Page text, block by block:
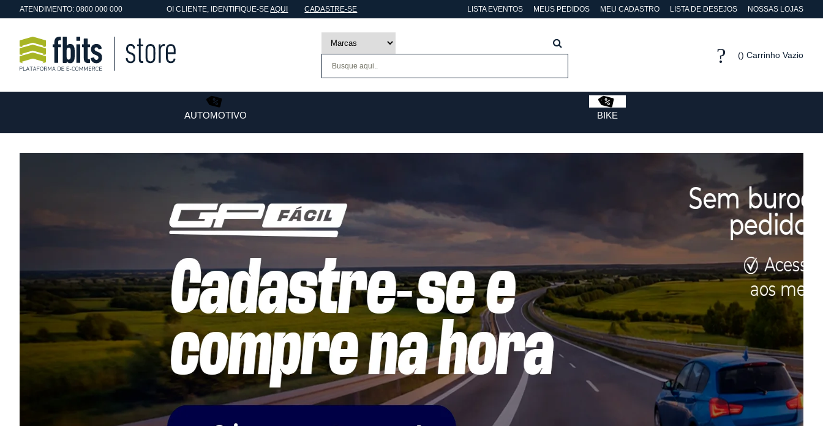
ATENDIMENTO: 0800 000 000 OICLIENTE, IDENTIFIQUE-SEAQUI CADASTRE-SE LISTA EVENTOS MEUS PEDIDOS MEU CADASTRO LISTA DE DESEJOS NOSSAS LOJAS
Carrinho Vazio
AUTOMOTIVO BIKE